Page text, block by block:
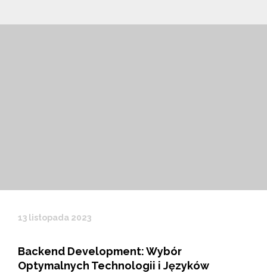
13 listopada 2023
Backend Development: Wybór
Optymalnych Technologii i Języków